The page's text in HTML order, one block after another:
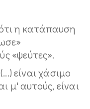
η κατάπαυση
«ψεύτες».
είναι χάσιμο
μ' αυτούς, είναι